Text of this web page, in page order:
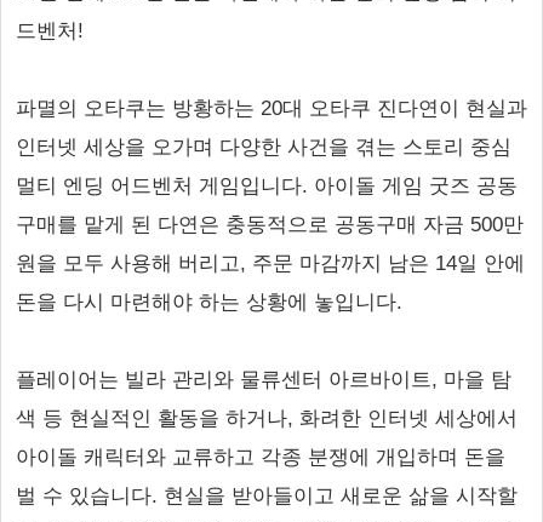
드벤처!
파멸의 오타쿠는 방황하는 20대 오타쿠 진다연이 현실과
인터넷 세상을 오가며 다양한 사건을 겪는 스토리 중심
멀티 엔딩 어드벤처 게임입니다. 아이돌 게임 굿즈 공동
구매를 맡게 된 다연은 충동적으로 공동구매 자금 500만
원을 모두 사용해 버리고, 주문 마감까지 남은 14일 안에
돈을 다시 마련해야 하는 상황에 놓입니다.
플레이어는 빌라 관리와 물류센터 아르바이트, 마을 탐
색 등 현실적인 활동을 하거나, 화려한 인터넷 세상에서
아이돌 캐릭터와 교류하고 각종 분쟁에 개입하며 돈을
벌 수 있습니다. 현실을 받아들이고 새로운 삶을 시작할